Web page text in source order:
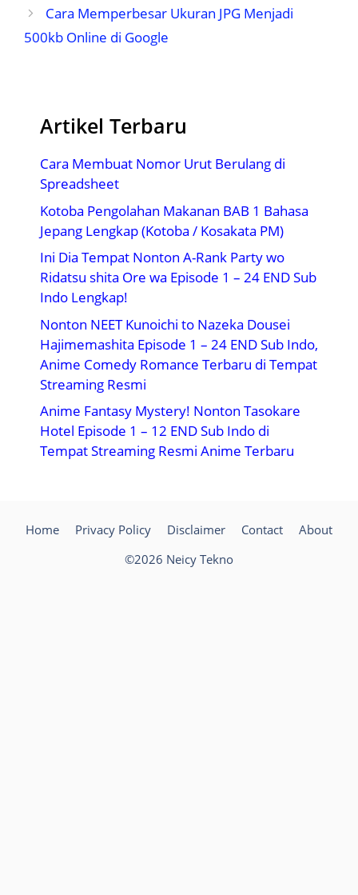
Cara Memperbesar Ukuran JPG Menjadi
500kb Online di Google
Artikel Terbaru
Cara Membuat Nomor Urut Berulang di
Spreadsheet
Kotoba Pengolahan Makanan BAB 1 Bahasa
Jepang Lengkap (Kotoba / Kosakata PM)
Ini Dia Tempat Nonton A-Rank Party wo
Ridatsu shita Ore wa Episode 1 – 24 END Sub
Indo Lengkap!
Nonton NEET Kunoichi to Nazeka Dousei
Hajimemashita Episode 1 – 24 END Sub Indo,
Anime Comedy Romance Terbaru di Tempat
Streaming Resmi
Anime Fantasy Mystery! Nonton Tasokare
Hotel Episode 1 – 12 END Sub Indo di
Tempat Streaming Resmi Anime Terbaru
Home Privacy Policy Disclaimer Contact
About
©2026 Neicy Tekno